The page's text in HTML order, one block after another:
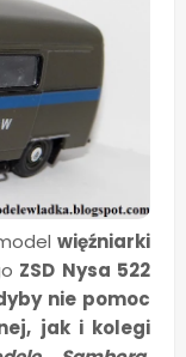
więźniarki
ZSD Nysa 522
nie pomoc
jak i kolegi